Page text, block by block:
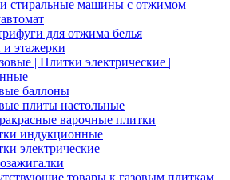
стиральные машины с отжимом
для отжима белья
этажерки
| Плитки электрические |
баллоны
плиты настольные
варочные плитки
индукционные
электрические
товары к газовым плиткам